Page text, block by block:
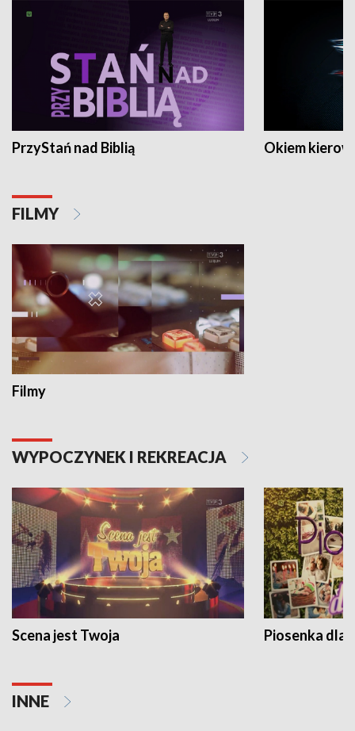
PrzyStań nad Biblią Okiem
FILMY
Filmy
WYPOCZYNEK I REKREACJA
Scena jest Twoja Piosenka dla
INNE